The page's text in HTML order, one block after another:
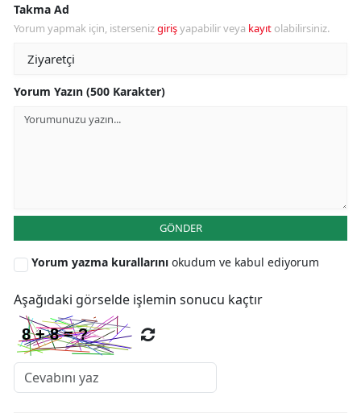
Takma Ad
Yorum yapmak için, istersenizgirişyapabilir veya kayıt olabilirsiniz.
Yorum Yazın (500 Karakter)
GÖNDER
Yorum yazma kurallarını okudum ve kabul ediyorum
Aşağıdaki görselde işlemin sonucu kaçtır